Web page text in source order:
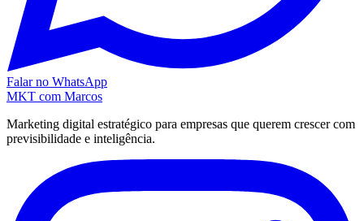
Falar no WhatsApp
MKT com Marcos
Marketing digital estratégico para empresas que querem crescer com
previsibilidade e inteligência.